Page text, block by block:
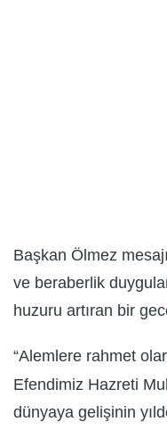
Başkan Ölmez
ve beraberlik
huzuru artıran bir
“Alemlere rahmet
Efendimiz Hazreti
dünyaya gelişinin